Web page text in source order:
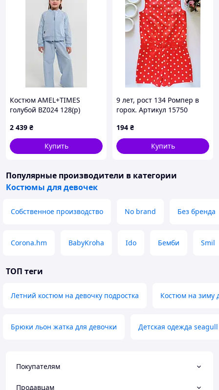
Костюм AMEL+TIMES
голубой BZ024 128(р)
2 439 ₴
Купить
9 лет, рост 134 Ромпер в
горох. Артикул 15750
194 ₴
Купить
Популярные производители в категории
Костюмы для девочек
Собственное производство No brand Без бренда
Corona.hm BabyKroha Ido Бемби Smil
ТОП теги
Летний костюм на девочку подростка Костюм на зиму
Брюки льон жатка для девочки Детская одежда seagull
Покупателям
Продавцам